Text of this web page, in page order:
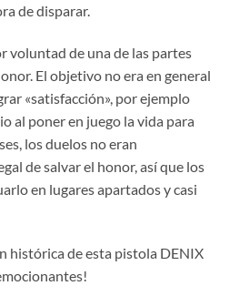
de disparar.
voluntad de una de las partes
El objetivo no era en general
«satisfacción», por ejemplo
al poner en juego la vida para
los duelos no eran
de salvar el honor, así que los
en lugares apartados y casi
histórica de esta pistola DENIX